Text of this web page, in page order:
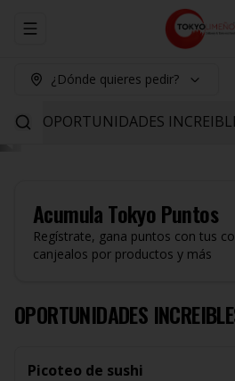
Abrir menu de navegación
¿Dónde quieres pedir?
OPORTUNIDADES
AcumulaTokyo Puntos
Regístrate, gana puntos con tus
canjealos por productos y más
OPORTUNIDADES
Picoteo de sushi